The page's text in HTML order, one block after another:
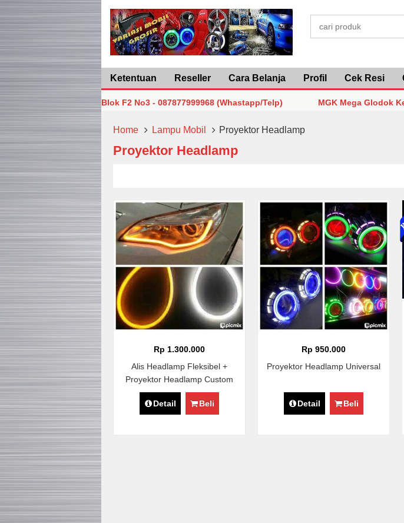
Ketentuan Reseller Cara Belanja Profil Cek Resi
Pusat Lt5 Blok F2 No3 - 087877999968 (Whastapp/Telp) MGK Mega Glodok
Pusat Lt5 Blok F2 No3 - 087877999968 (Whastapp/Telp) MGK Mega Glodok
Pusat Lt5 Blok F2 No3 - 087877999968 (Whastapp/Telp) MGK Mega Glodok
Home Lampu Mobil Proyektor Headlamp
Proyektor Headlamp
Rp 1.300.000
Alis Headlamp Fleksibel +
Proyektor Headlamp Custom
Detail Beli
Rp 950.000
Proyektor Headlamp Universal
Detail Beli